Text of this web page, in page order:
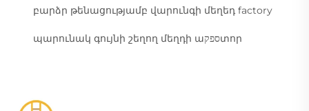
բարձր թենացությամբ վարունգի մեղեդ factory
պարունակ գույնի շեղող մեղդի աספקտոր